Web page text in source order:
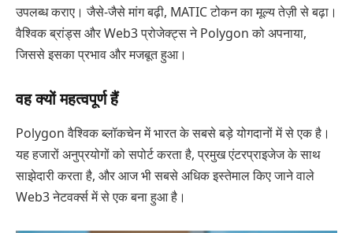
उपलब्ध कराए। जैसे-जैसे मांग बढ़ी, MATIC टोकन का मूल्य तेज़ी से बढ़ा।
वैश्विक ब्रांड्स और Web3 प्रोजेक्ट्स ने Polygon को अपनाया,
जिससे इसका प्रभाव और मजबूत हुआ।
वह क्यों महत्वपूर्ण हैं
Polygon वैश्विक ब्लॉकचेन में भारत के सबसे बड़े योगदानों में से एक है।
यह हजारों अनुप्रयोगों को सपोर्ट करता है, प्रमुख एंटरप्राइजेज के साथ
साझेदारी करता है, और आज भी सबसे अधिक इस्तेमाल किए जाने वाले
Web3 नेटवर्क्स में से एक बना हुआ है।